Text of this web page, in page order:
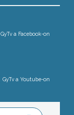
GyTv a Facebook-on
GyTv a Youtube-on